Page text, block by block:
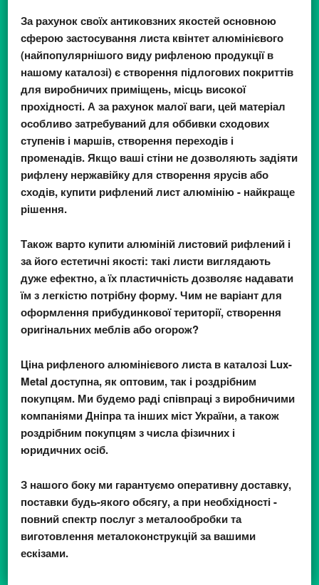
За рахунок своїх антиковзних якостей основною
сферою застосування листа квінтет алюмінієвого
(найпопулярнішого виду рифленою продукції в
нашому каталозі) є створення підлогових покриттів
для виробничих приміщень, місць високої
прохідності. А за рахунок малої ваги, цей матеріал
особливо затребуваний для оббивки сходових
ступенів і маршів, створення переходів і
променадів. Якщо ваші стіни не дозволяють задіяти
рифлену нержавійку для створення ярусів або
сходів, купити рифлений лист алюмінію - найкраще
рішення.
Також варто купити алюміній листовий рифлений і
за його естетичні якості: такі листи виглядають
дуже ефектно, а їх пластичність дозволяє надавати
їм з легкістю потрібну форму. Чим не варіант для
оформлення прибудинкової території, створення
оригінальних меблів або огорож?
Ціна рифленого алюмінієвого листав каталозі Lux-
Metal доступна, як оптовим, так і роздрібним
покупцям. Ми будемо раді співпраці з виробничими
компаніями Дніпра та інших міст України, а також
роздрібним покупцям з числа фізичних і
юридичних осіб.
З нашого боку ми гарантуємо оперативну доставку,
поставки будь-якого обсягу, а при необхідності -
повний спектр послуг з металообробки та
виготовлення металоконструкцій за вашими
ескізами.